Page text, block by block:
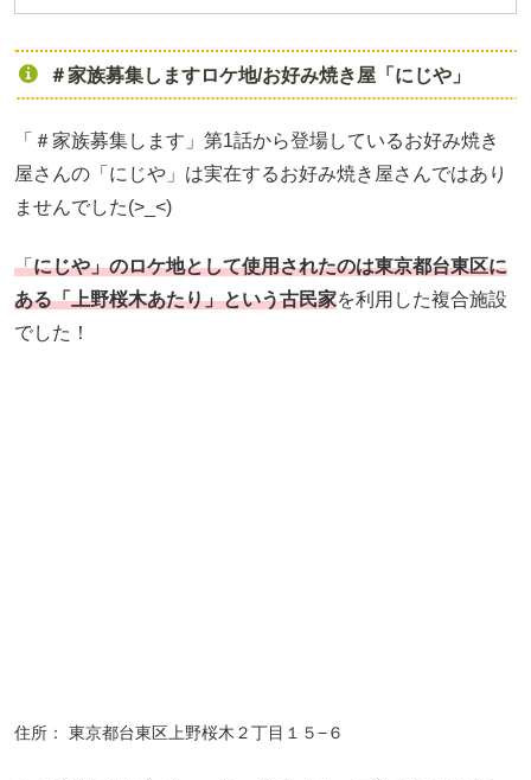
＃家族募集しますロケ地/お好み焼き屋「にじや」
「＃家族募集します」第1話から登場しているお好み焼き
屋さんの「にじや」は実在するお好み焼き屋さんではあり
ませんでした(>_<)
「にじや」のロケ地として使用されたのは東京都台東区に
ある「上野桜木あたり」という古民家を利用した複合施設
でした！
住所： 東京都台東区上野桜木２丁目１５−６